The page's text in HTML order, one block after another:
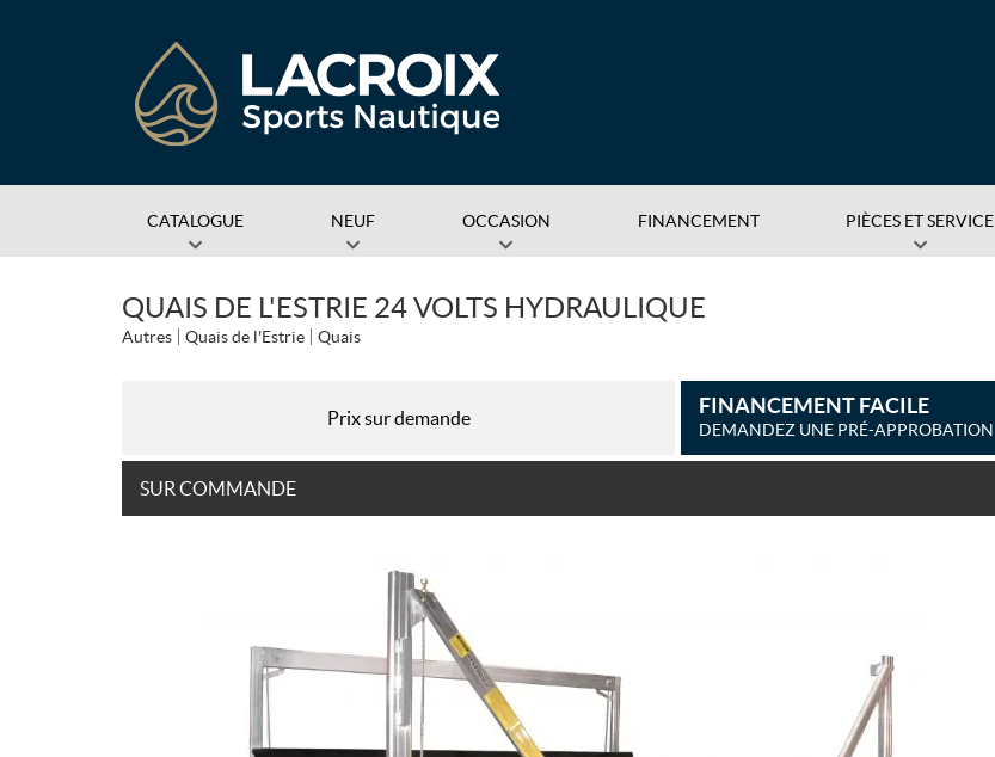
CATALOGUE NEUF OCCASION FINANCEMENT PIÈCES ET SERVICE
QUAIS DE L'ESTRIE 24 VOLTS HYDRAULIQUE
Autres Quais de l'Estrie Quais
Prix sur demande FINANCEMENT FACILE
DEMANDEZ UNE PRÉ-APPROBATION
SUR COMMANDE